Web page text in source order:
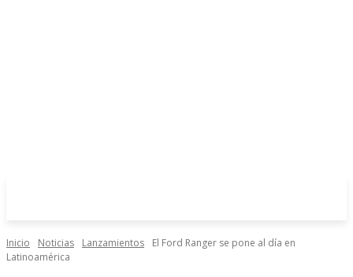
Inicio Noticias Lanzamientos
El Ford Ranger se pone al día en
Latinoamérica